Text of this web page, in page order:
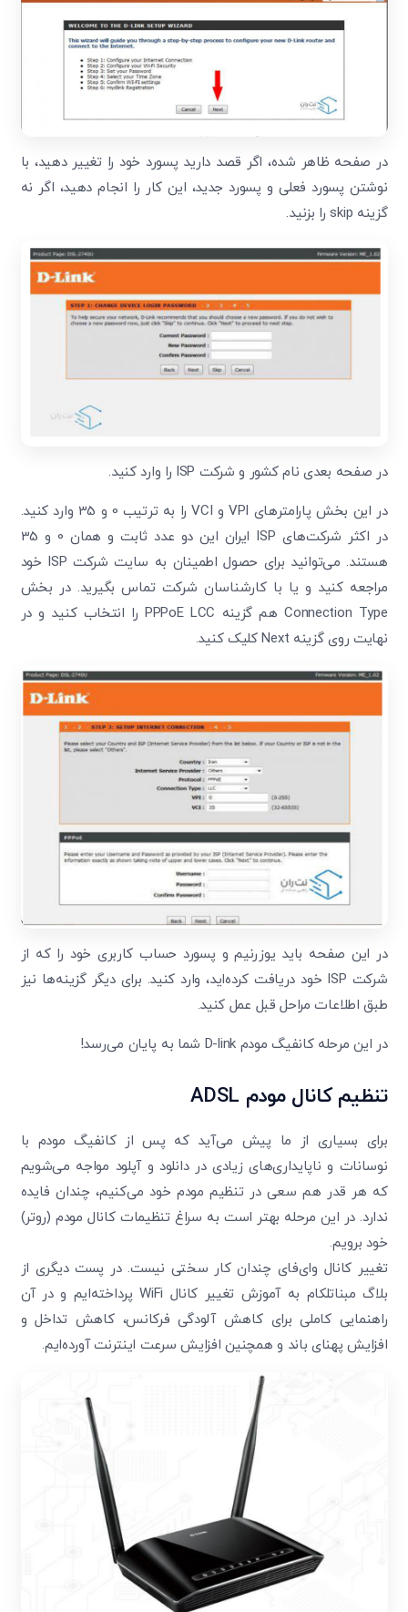
در صفحه ظاهر شده، اگر قصد دارید پسورد خود را تغییر دهید، با
نوشتن پسورد فعلی و پسورد جدید، این کار را انجام دهید، اگر نه
گزینه skip را بزنید.
در صفحه بعدی نام کشور و شرکت ISP را وارد کنید.
در این بخش پارامترهای VPI و VCI را به ترتیب 0 و 35 وارد کنید.
در اکثر شرکت‌های ISP ایران این دو عدد ثابت و همان 0 و 35
هستند. می‌توانید برای حصول اطمینان به سایت شرکت ISP خود
مراجعه کنید و یا با کارشناسان شرکت تماس بگیرید. در بخش
Connection Type هم گزینه PPPoE LCC را انتخاب کنید و در
نهایت روی گزینه Next کلیک کنید.
در این صفحه باید یوزرنیم و پسورد حساب کاربری خود را که از
شرکت ISP خود دریافت کرده‌اید، وارد کنید. برای دیگر گزینه‌ها نیز
طبق اطلاعات مراحل قبل عمل کنید.
در این مرحله کانفیگ مودم D-link شما به پایان می‌رسد!
تنظیم کانال مودم ADSL
برای بسیاری از ما پیش می‌آید که پس از کانفیگ مودم با
نوسانات و ناپایداری‌های زیادی در دانلود و آپلود مواجه می‌شویم
که هر قدر هم سعی در تنظیم مودم خود می‌کنیم، چندان فایده
ندارد. در این مرحله بهتر است به سراغ تنظیمات کانال مودم (روتر)
خود برویم.
تغییر کانال وای‌فای چندان کار سختی نیست. در پست دیگری از
بلاگ مبناتلکام به آموزش تغییر کانال WiFi پرداخته‌ایم و در آن
راهنمایی کاملی برای کاهش آلودگی فرکانس، کاهش تداخل و
افزایش پهنای باند و همچنین افزایش سرعت اینترنت آورده‌ایم.
تایید کد
کد ارسال شده را وارد کنید
ویرایش شماره موبایل